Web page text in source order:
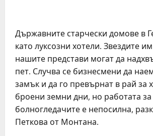
Държавните старчески домове в
като луксозни хотели. Звездите
нашите представи могат да
пет. Случва се бизнесмени да
замък и да го превърнат в рай за
броени земни дни, но работата за
болногледачите е непосилна,
Петкова от Монтана.